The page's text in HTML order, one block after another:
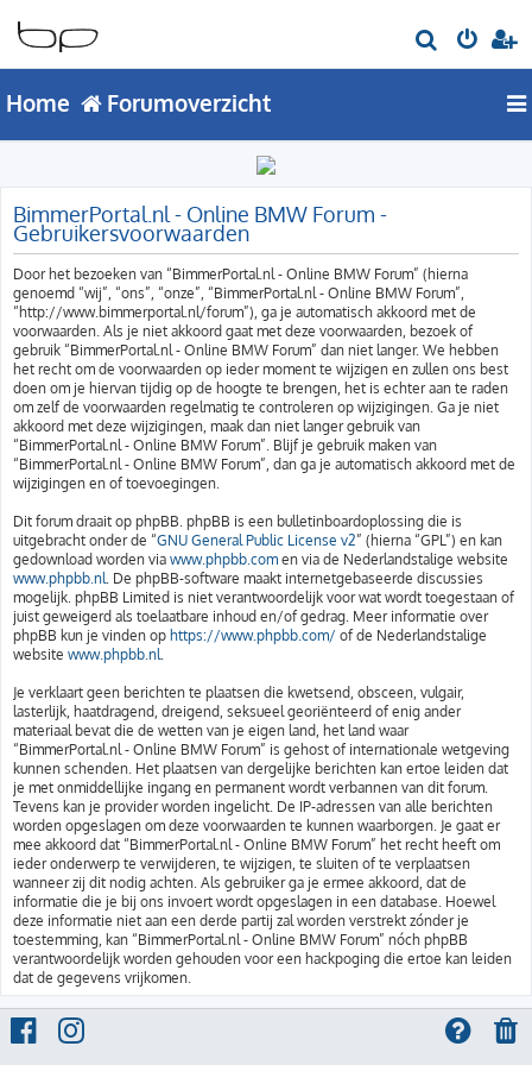
o
k
Home Forumoverzicht
BimmerPortal.nl - Online BMW Forum -
Gebruikersvoorwaarden
Door het bezoeken van “BimmerPortal.nl - Online BMW Forum” (hierna
genoemd “wij”, “ons”, “onze”, “BimmerPortal.nl - Online BMW Forum”,
“http://www.bimmerportal.nl/forum”), ga je automatisch akkoord met de
voorwaarden. Als je niet akkoord gaat met deze voorwaarden, bezoek of
gebruik “BimmerPortal.nl - Online BMW Forum” dan niet langer. We hebben
het recht om de voorwaarden op ieder moment te wijzigen en zullen ons best
doen om je hiervan tijdig op de hoogte te brengen, het is echter aan te raden
om zelf de voorwaarden regelmatig te controleren op wijzigingen. Ga je niet
akkoord met deze wijzigingen, maak dan niet langer gebruik van
“BimmerPortal.nl - Online BMW Forum”. Blijf je gebruik maken van
“BimmerPortal.nl - Online BMW Forum”, dan ga je automatisch akkoord met de
wijzigingen en of toevoegingen.
Dit forum draait op phpBB. phpBB is een bulletinboardoplossing die is
uitgebracht onder de “GNU General Public License v2” (hierna “GPL”) en kan
gedownload worden via www.phpbb.com en via de Nederlandstalige website
www.phpbb.nl. De phpBB-software maakt internetgebaseerde discussies
mogelijk. phpBB Limited is niet verantwoordelijk voor wat wordt toegestaan of
juist geweigerd als toelaatbare inhoud en/of gedrag. Meer informatie over
phpBB kun je vinden op https://www.phpbb.com/ of de Nederlandstalige
website www.phpbb.nl.
Je verklaart geen berichten te plaatsen die kwetsend, obsceen, vulgair,
lasterlijk, haatdragend, dreigend, seksueel georiënteerd of enig ander
materiaal bevat die de wetten van je eigen land, het land waar
“BimmerPortal.nl - Online BMW Forum” is gehost of internationale wetgeving
kunnen schenden. Het plaatsen van dergelijke berichten kan ertoe leiden dat
je met onmiddellijke ingang en permanent wordt verbannen van dit forum.
Tevens kan je provider worden ingelicht. De IP-adressen van alle berichten
worden opgeslagen om deze voorwaarden te kunnen waarborgen. Je gaat er
mee akkoord dat “BimmerPortal.nl - Online BMW Forum” het recht heeft om
ieder onderwerp te verwijderen, te wijzigen, te sluiten of te verplaatsen
wanneer zij dit nodig achten. Als gebruiker ga je ermee akkoord, dat de
informatie die je bij ons invoert wordt opgeslagen in een database. Hoewel
deze informatie niet aan een derde partij zal worden verstrekt zónder je
toestemming, kan “BimmerPortal.nl - Online BMW Forum” nóch phpBB
verantwoordelijk worden gehouden voor een hackpoging die ertoe kan leiden
dat de gegevens vrijkomen.